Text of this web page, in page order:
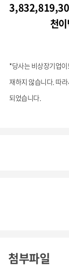
천
*당사는 비상장기업
재하지 않습니다. 따
되었습니다.
첨부파일